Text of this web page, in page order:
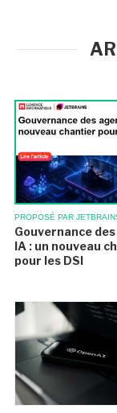
PROPOSÉ PAR
Gouvernance
IA : un nouveau
pour les DSI